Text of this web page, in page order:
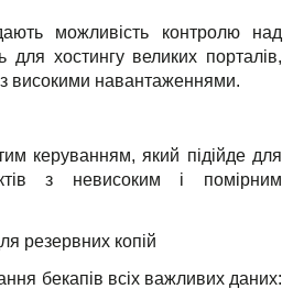
можливість контролю над
для хостингу великих порталів,
високими навантаженнями.
керуванням, який підійде для
з невисоким і помірним
резервних копій
бекапів всіх важливих даних: